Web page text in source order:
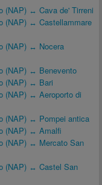
(NAP) ↔ Cava de' Tirreni
(NAP) ↔ Castellammare
(NAP) ↔ Nocera
(NAP) ↔ Benevento
(NAP) ↔ Bari
(NAP) ↔ Aeroporto di
(NAP) ↔ Pompei antica
(NAP) ↔ Amalfi
(NAP) ↔ Mercato San
(NAP) ↔ Castel San